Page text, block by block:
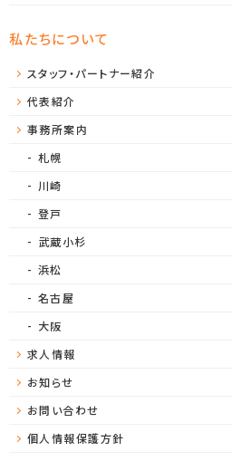
私たちについて
スタッフ・パートナー紹介
代表紹介
事務所案内
札幌
川崎
登戸
武蔵小杉
浜松
名古屋
大阪
求人情報
お知らせ
お問い合わせ
個人情報保護方針